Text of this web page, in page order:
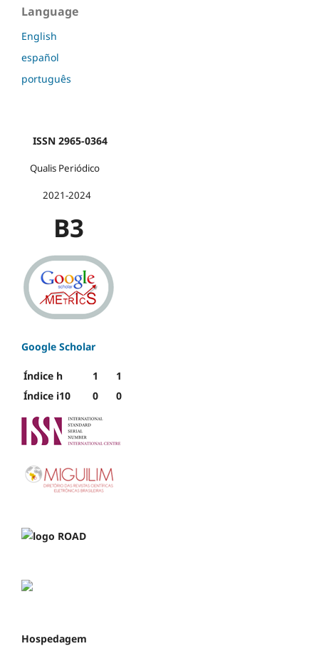
Language
English
español
português
ISSN 2965-0364
Qualis Periódico
2021-2024
B3
Google Scholar
Índice h 1
1
Índice i10
0 0
Hospedagem